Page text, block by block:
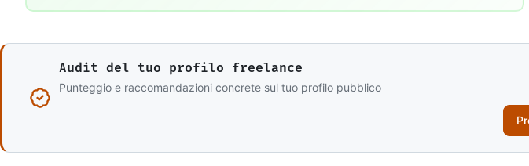
Audit del tuo profilo freelance
Punteggio e raccomandazioni concrete sul tuo profilo pubblico